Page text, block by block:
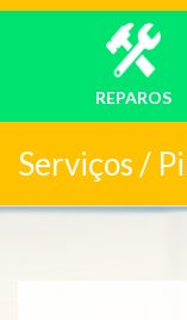
REPAROS
Serviços /